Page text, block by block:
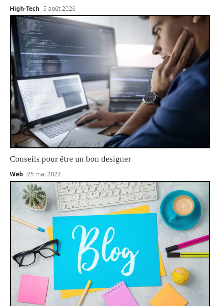
High-Tech 5 août 2026
Conseils pour être un bon designer
Web 25 mai 2022